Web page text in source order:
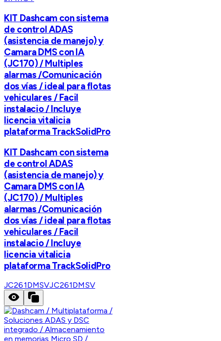
KIT Dashcam con sistema
de control ADAS
(asistencia de manejo) y
Camara DMS con IA
(JC170) / Multiples
alarmas /Comunicación
dos vías / ideal para flotas
vehiculares / Facil
instalacio / Incluye
licencia vitalicia
plataforma TrackSolidPro
KIT Dashcam con sistema
de control ADAS
(asistencia de manejo) y
Camara DMS con IA
(JC170) / Multiples
alarmas /Comunicación
dos vías / ideal para flotas
vehiculares / Facil
instalacio / Incluye
licencia vitalicia
plataforma TrackSolidPro
JC261DMSVJC261DMSV